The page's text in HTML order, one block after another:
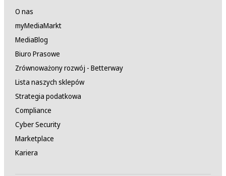
O nas
myMediaMarkt
MediaBlog
Biuro Prasowe
Zrównoważony rozwój - Betterway
Lista naszych sklepów
Strategia podatkowa
Compliance
Cyber Security
Marketplace
Kariera